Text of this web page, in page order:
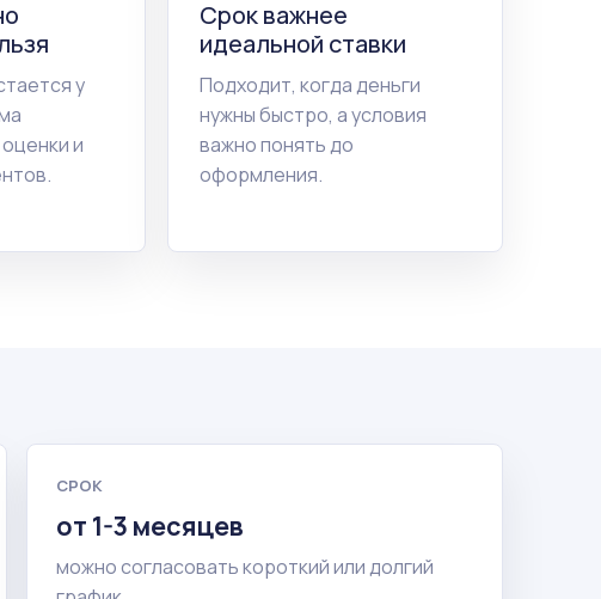
у
и
Срок важнее
идеальной ставки
Подходит, когда деньги
нужны быстро, а условия
важно понять до
оформления.
СРОК
от 1-3 месяцев
можно согласовать короткий или долгий